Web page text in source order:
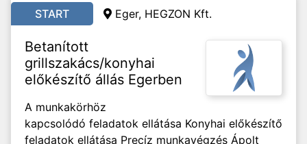
START Eger, HEGZON Kft.
Betanított
grillszakács/konyhai
előkészítő állás Egerben
A munkakörhöz
kapcsolódó feladatok ellátása Konyhai előkészítő
feladatok ellátása Precíz munkavégzés Ápolt